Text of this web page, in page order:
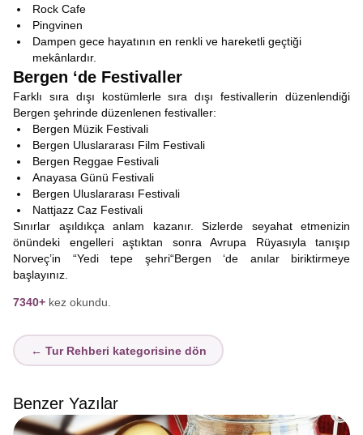
Rock Cafe
Pingvinen
Dampen gece hayatının en renkli ve hareketli geçtiği
mekânlardır.
Bergen ‘de Festivaller
Farklı sıra dışı kostümlerle sıra dışı festivallerin düzenlendiği
Bergen şehrinde düzenlenen festivaller:
Bergen Müzik Festivali
Bergen Uluslararası Film Festivali
Bergen Reggae Festivali
Anayasa Günü Festivali
Bergen Uluslararası Festivali
Nattjazz Caz Festivali
Sınırlar aşıldıkça anlam kazanır. Sizlerde seyahat etmenizin
önündeki engelleri aştıktan sonra Avrupa Rüyasıyla tanışıp
Norveç’in “Yedi tepe şehri“Bergen ‘de anılar biriktirmeye
başlayınız.
7340+ kez okundu.
← Tur Rehberi kategorisine dön
Benzer Yazılar